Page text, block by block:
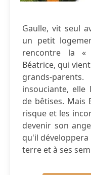
Gaulle, vit seul
un petit
rencontre la «
Béatrice, qui
grands-
insouciante,
de bêtises. Mais
risque et les
devenir son
qu'il
terre et à ses